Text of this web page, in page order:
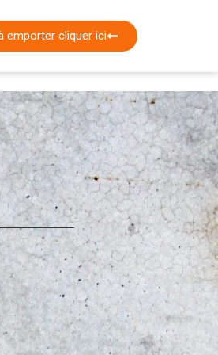
emporter cliquer ici